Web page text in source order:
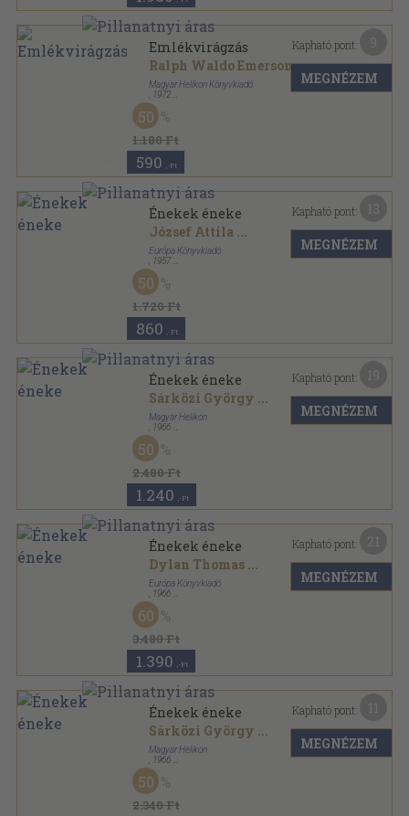
Emlékvirágzás
Ralph Waldo Emerson...
Magyar Helikon Könyvkiadó
1972
Varrott keménykötés
1.180 Ft
50
590 ,-Ft
Kapható pont:
MEGNÉZEM
Énekek éneke
József Attila ...
Európa Könyvkiadó
1957
Vászon
1.720 Ft
50
860 ,-Ft
Kapható pont:
MEGNÉZEM
Énekek éneke
Sárközi György ...
Magyar Helikon
1966
Félbőr
2.480 Ft
50
1.240 ,-Ft
Kapható pont:
MEGNÉZEM
Énekek éneke
Dylan Thomas ...
Európa Könyvkiadó
1966
Vászon
3.480 Ft
60
1.390 ,-Ft
Kapható pont:
MEGNÉZEM
Énekek éneke
Sárközi György ...
Magyar Helikon
1966
Nyl kötés
2.340 Ft
50
Kapható pont:
MEGNÉZEM